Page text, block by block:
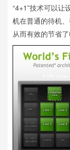
“4+1”技术可以让
机在普通的待机
从而有效的节省了